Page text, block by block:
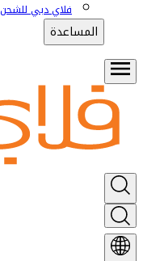
فلاي دبي للشحن
المساعدة